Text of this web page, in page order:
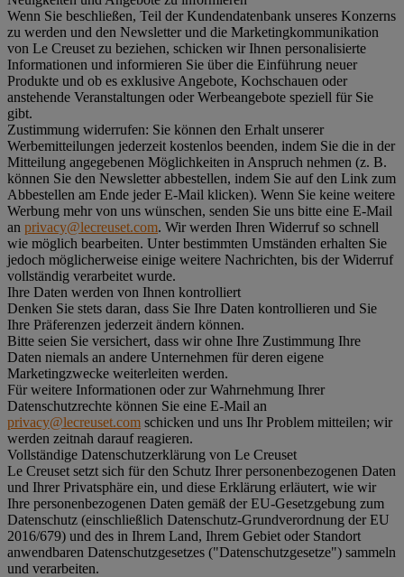
Wenn Sie beschließen, Teil der Kundendatenbank unseres Konzerns
zu werden und den Newsletter und die Marketingkommunikation
von Le Creuset zu beziehen, schicken wir Ihnen personalisierte
Informationen und informieren Sie über die Einführung neuer
Produkte und ob es exklusive Angebote, Kochschauen oder
anstehende Veranstaltungen oder Werbeangebote speziell für Sie
gibt.
Zustimmung widerrufen: Sie können den Erhalt unserer
Werbemitteilungen jederzeit kostenlos beenden, indem Sie die in der
Mitteilung angegebenen Möglichkeiten in Anspruch nehmen (z. B.
können Sie den Newsletter abbestellen, indem Sie auf den Link zum
Abbestellen am Ende jeder E-Mail klicken). Wenn Sie keine weitere
Werbung mehr von uns wünschen, senden Sie uns bitte eine E-Mail
an privacy@lecreuset.com. Wir werden Ihren Widerruf so schnell
wie möglich bearbeiten. Unter bestimmten Umständen erhalten Sie
jedoch möglicherweise einige weitere Nachrichten, bis der Widerruf
vollständig verarbeitet wurde.
Ihre Daten werden von Ihnen kontrolliert
Denken Sie stets daran, dass Sie Ihre Daten kontrollieren und Sie
Ihre Präferenzen jederzeit ändern können.
Bitte seien Sie versichert, dass wir ohne Ihre Zustimmung Ihre
Daten niemals an andere Unternehmen für deren eigene
Marketingzwecke weiterleiten werden.
Für weitere Informationen oder zur Wahrnehmung Ihrer
Datenschutzrechte können Sie eine E-Mail an
privacy@lecreuset.com schicken und uns Ihr Problem mitteilen; wir
werden zeitnah darauf reagieren.
Vollständige Datenschutzerklärung von Le Creuset
Le Creuset setzt sich für den Schutz Ihrer personenbezogenen Daten
und Ihrer Privatsphäre ein, und diese Erklärung erläutert, wie wir
Ihre personenbezogenen Daten gemäß der EU-Gesetzgebung zum
Datenschutz (einschließlich Datenschutz-Grundverordnung der EU
2016/679) und des in Ihrem Land, Ihrem Gebiet oder Standort
anwendbaren Datenschutzgesetzes ("Datenschutzgesetze") sammeln
und verarbeiten.